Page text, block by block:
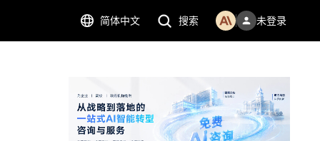
简体中文 搜索 未登录